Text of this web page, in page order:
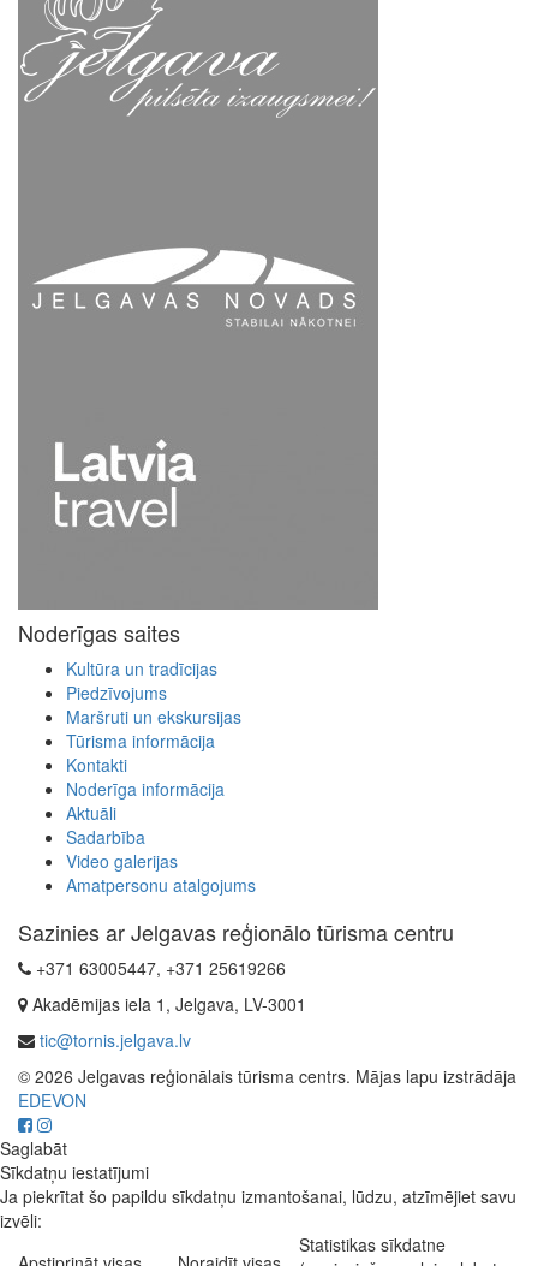
Noderīgas saites
Kultūra un tradīcijas
Piedzīvojums
Maršruti un ekskursijas
Tūrisma informācija
Kontakti
Noderīga informācija
Aktuāli
Sadarbība
Video galerijas
Amatpersonu atalgojums
Sazinies ar Jelgavas reģionālo tūrisma centru
+371 63005447, +371 25619266
Akadēmijas iela 1, Jelgava, LV-3001
tic@tornis.jelgava.lv
© 2026 Jelgavas reģionālais tūrisma centrs. Mājas lapu izstrādāja
EDEVON
Saglabāt
Sīkdatņu iestatījumi
Ja piekrītat šo papildu sīkdatņu izmantošanai, lūdzu, atzīmējiet savu
izvēli:
Statistikas sīkdatne